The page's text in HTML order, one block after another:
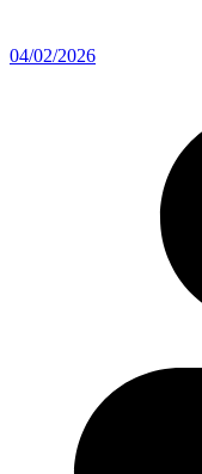
04/02/2026